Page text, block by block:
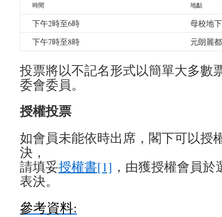
時間 地點
下午2時至6時
母校地
下午7時至8時
元朗麗
投票將以不記名形式以簡單大多數
委會委員。
授權投票
如會員未能依時出席，閣下可以授
決，
請填妥授權書[1] ，由獲授權會員
表決。
參考資料: